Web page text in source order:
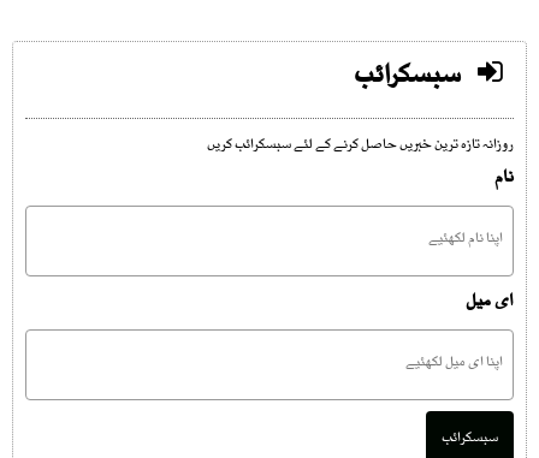
سبسکرائب
روزانہ تازہ ترین خبریں حاصل کرنے کے لئے سبسکرائب کریں
نام
ای میل
سبسکرائب